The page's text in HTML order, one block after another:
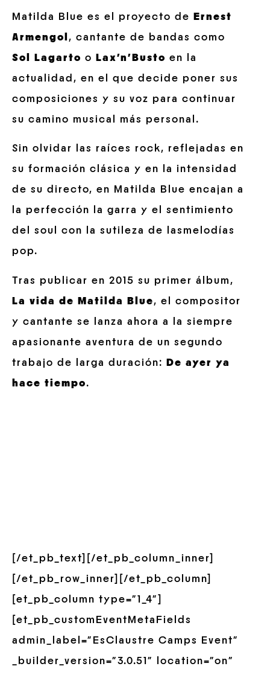
Matilda Blue es el proyecto de
Ernest
Armengol , cantante de bandas como
Sol Lagarto o Lax’n’Busto en la
actualidad, en el que decide poner sus
composiciones y su voz para continuar
su camino musical más personal.
Sin olvidar las raíces rock, reflejadas en
su formación clásica y en la intensidad
de su directo, en Matilda Blue encajan a
la perfección la garra y el sentimiento
del soul con la sutileza de lasmelodías
pop.
Tras publicar en 2015 su primer álbum,
La vida de Matilda Blue, el compositor
y cantante se lanza ahora a la siempre
apasionante aventura de un segundo
trabajo de larga duración:
De ayer ya
hace tiempo.
[/et_pb_text][/et_pb_column_inner]
[/et_pb_row_inner][/et_pb_column]
[et_pb_column type=”1_4″]
[et_pb_customEventMetaFields
admin_label=”EsClaustre Camps Event”
_builder_version=”3.0.51″ location=”on”